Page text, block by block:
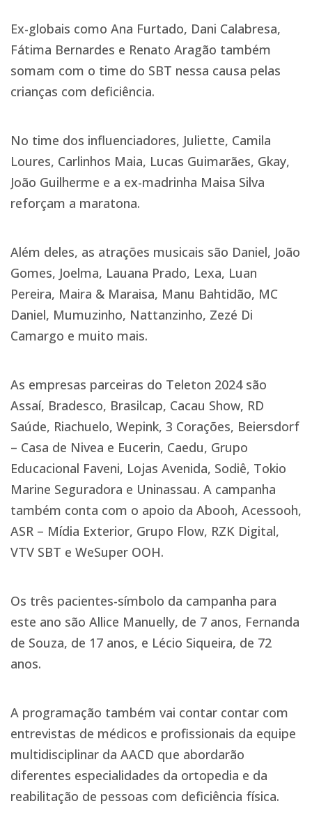
Ex-globais como Ana Furtado, Dani Calabresa,
Fátima Bernardes e Renato Aragão também
somam com o time do SBT nessa causa pelas
crianças com deficiência.
No time dos influenciadores, Juliette, Camila
Loures, Carlinhos Maia, Lucas Guimarães, Gkay,
João Guilherme e a ex-madrinha Maisa Silva
reforçam a maratona.
Além deles, as atrações musicais são Daniel, João
Gomes, Joelma, Lauana Prado, Lexa, Luan
Pereira, Maira & Maraisa, Manu Bahtidão, MC
Daniel, Mumuzinho, Nattanzinho, Zezé Di
Camargo e muito mais.
As empresas parceiras do Teleton 2024 são
Assaí, Bradesco, Brasilcap, Cacau Show, RD
Saúde, Riachuelo, Wepink, 3 Corações, Beiersdorf
– Casa de Nivea e Eucerin, Caedu, Grupo
Educacional Faveni, Lojas Avenida, Sodiê, Tokio
Marine Seguradora e Uninassau. A campanha
também conta com o apoio da Abooh, Acessooh,
ASR – Mídia Exterior, Grupo Flow, RZK Digital,
VTV SBT e WeSuper OOH.
Os três pacientes-símbolo da campanha para
este ano são Allice Manuelly, de 7 anos, Fernanda
de Souza, de 17 anos, e Lécio Siqueira, de 72
anos.
A programação também vai contar contar com
entrevistas de médicos e profissionais da equipe
multidisciplinar da AACD que abordarão
diferentes especialidades da ortopedia e da
reabilitação de pessoas com deficiência física.